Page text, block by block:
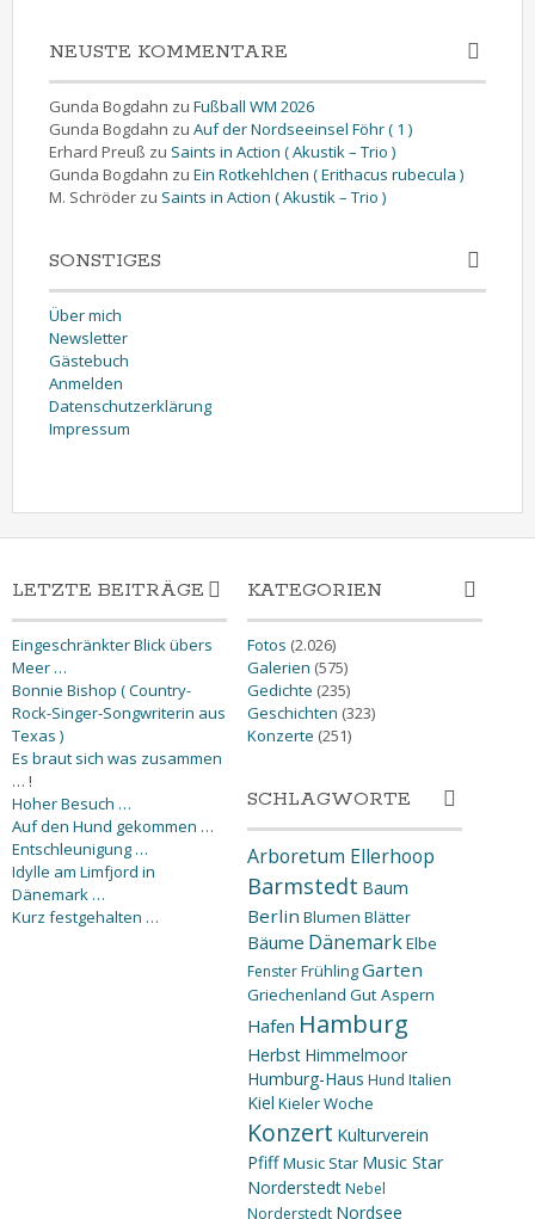
NEUSTE KOMMENTARE
Gunda Bogdahn zu Fußball WM 2026
Gunda Bogdahn zu Auf der Nordseeinsel Föhr ( 1 )
Erhard Preuß zu Saints in Action ( Akustik – Trio )
Gunda Bogdahn zu Ein Rotkehlchen ( Erithacus rubecula )
M. Schröder zu Saints in Action ( Akustik – Trio )
SONSTIGES
Über mich
Newsletter
Gästebuch
Anmelden
Datenschutzerklärung
Impressum
LETZTE BEITRÄGE
Eingeschränkter Blick übers
Meer …
Bonnie Bishop ( Country-
Rock-Singer-Songwriterin aus
Texas )
Es braut sich was zusammen
… !
Hoher Besuch …
Auf den Hund gekommen …
Entschleunigung …
Idylle am Limfjord in
Dänemark …
Kurz festgehalten …
KATEGORIEN
Fotos (2.026)
Galerien (575)
Gedichte (235)
Geschichten (323)
Konzerte (251)
SCHLAGWORTE
Arboretum Ellerhoop
Barmstedt Baum
Berlin Blumen Blätter
Bäume DänemarkElbe
FensterFrühlingGarten
Griechenland Gut Aspern
Hafen Hamburg
Herbst Himmelmoor
Humburg-Haus Hund Italien
Kiel Kieler Woche
Konzert Kulturverein
PfiffMusic Star Music Star
Norderstedt Nebel
Norderstedt Nordsee